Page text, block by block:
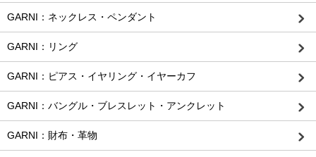
GARNI：ネックレス・ペンダント
GARNI：リング
GARNI：ピアス・イヤリング・イヤーカフ
GARNI：バングル・ブレスレット・アンクレット
GARNI：財布・革物